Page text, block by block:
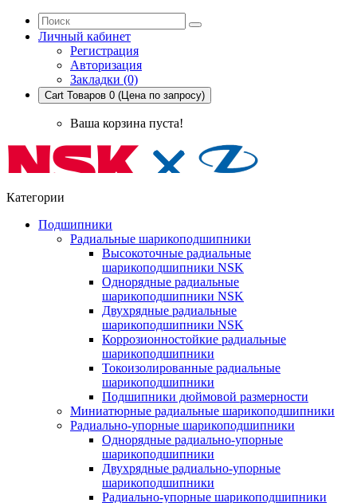
Личный кабинет
Регистрация
Авторизация
Закладки (0)
Cart Товаров 0 (Цена по запросу)
Ваша корзина пуста!
Категории
Подшипники
Радиальные шарикоподшипники
Высокоточные радиальные
шарикоподшипники NSK
Однорядные радиальные
шарикоподшипники NSK
Двухрядные радиальные
шарикоподшипники NSK
Коррозионностойкие радиальные
шарикоподшипники
Токоизолированные радиальные
шарикоподшипники
Подшипники дюймовой размерности
Миниатюрные радиальные шарикоподшипники
Радиально-упорные шарикоподшипники
Однорядные радиально-упорные
шарикоподшипники
Двухрядные радиально-упорные
шарикоподшипники
Радиально-упорные шарикоподшипники